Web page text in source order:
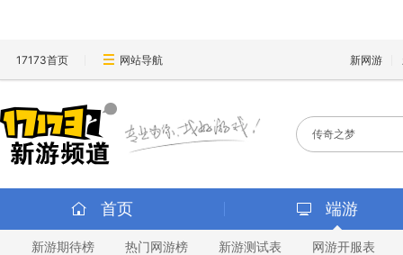
17173首页 网站导航 新网游
首页 端游
新游期待榜 热门网游榜 新游测试表 网游开服表